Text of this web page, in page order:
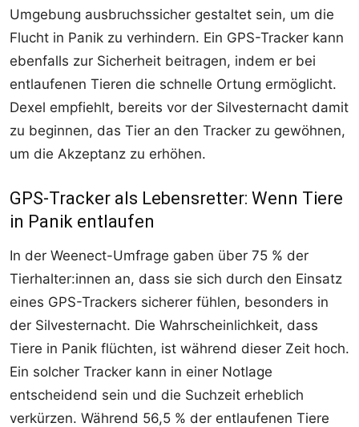
Umgebung ausbruchssicher gestaltet sein, um die
Flucht in Panik zu verhindern. Ein GPS-Tracker kann
ebenfalls zur Sicherheit beitragen, indem er bei
entlaufenen Tieren die schnelle Ortung ermöglicht.
Dexel empfiehlt, bereits vor der Silvesternacht damit
zu beginnen, das Tier an den Tracker zu gewöhnen,
um die Akzeptanz zu erhöhen.
GPS-Tracker als Lebensretter: Wenn Tiere
in Panik entlaufen
In der Weenect-Umfrage gaben über 75 % der
Tierhalter:innen an, dass sie sich durch den Einsatz
eines GPS-Trackers sicherer fühlen, besonders in
der Silvesternacht. Die Wahrscheinlichkeit, dass
Tiere in Panik flüchten, ist während dieser Zeit hoch.
Ein solcher Tracker kann in einer Notlage
entscheidend sein und die Suchzeit erheblich
verkürzen. Während 56,5 % der entlaufenen Tiere